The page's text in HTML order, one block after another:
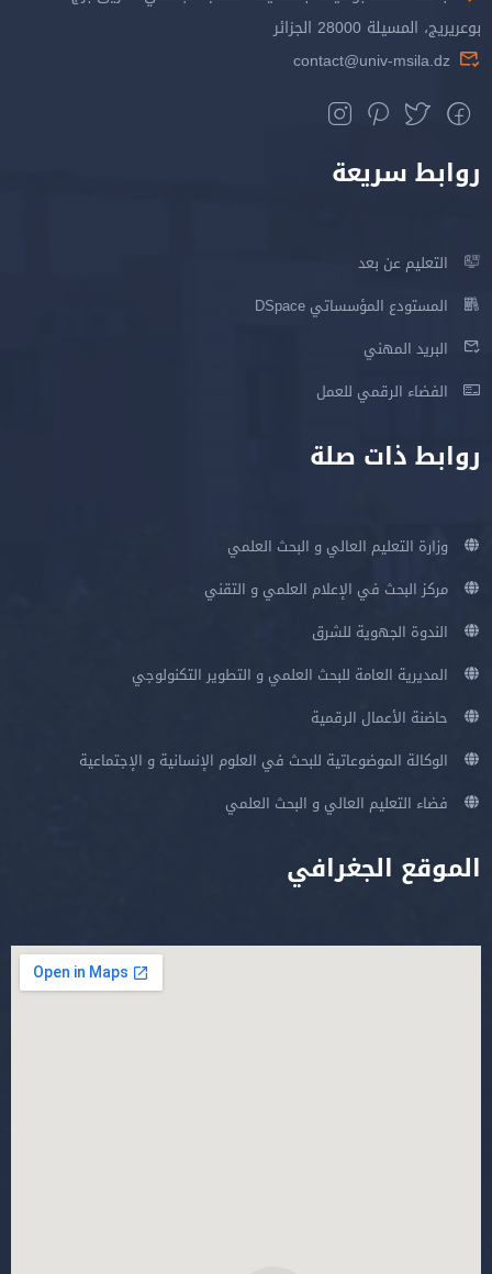
بوعريريج، المسيلة 28000 الجزائر
contact@univ-msila.dz
روابط سريعة
التعليم عن بعد
المستودع المؤسساتي DSpace
البريد المهني
الفضاء الرقمي للعمل
روابط ذات صلة
وزارة التعليم العالي و البحث العلمي
مركز البحث في الإعلام العلمي و التقني
الندوة الجهوية للشرق
المديرية العامة للبحث العلمي و التطوير التكنولوجي
حاضنة الأعمال الرقمية
الوكالة الموضوعاتية للبحث في العلوم الإنسانية و الإجتماعية
فضاء التعليم العالي و البحث العلمي
الموقع الجغرافي